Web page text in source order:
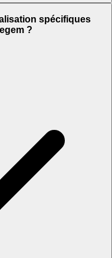
spécifiques
?